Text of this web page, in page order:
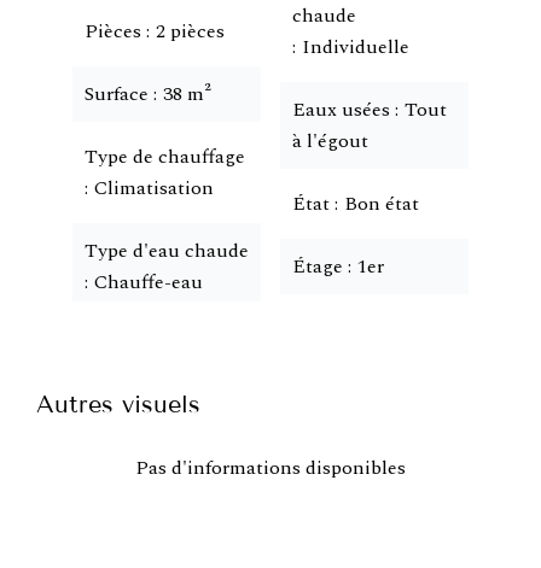
Pièces 2 pièces
Surface 38 m²
Type de chauffage
Climatisation
Type d'eau chaude
Chauffe-eau
chaude
Individuelle
Eaux usées Tout
à l'égout
État Bon état
Étage 1er
Autres visuels
Pas d'informations disponibles